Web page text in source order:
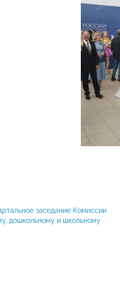
заседание Комиссии
дошкольному и школьному